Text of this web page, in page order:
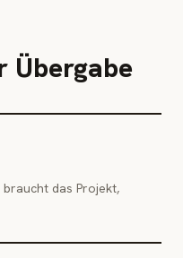
Übergabe
das Projekt,